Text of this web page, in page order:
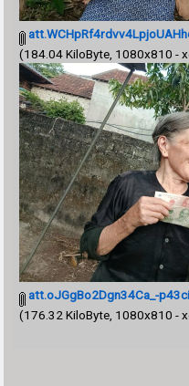
(184.04 KiloByte, 1080x810 -
att.oJGgBo2Dgn34Ca_-
(176.32 KiloByte, 1080x810 -